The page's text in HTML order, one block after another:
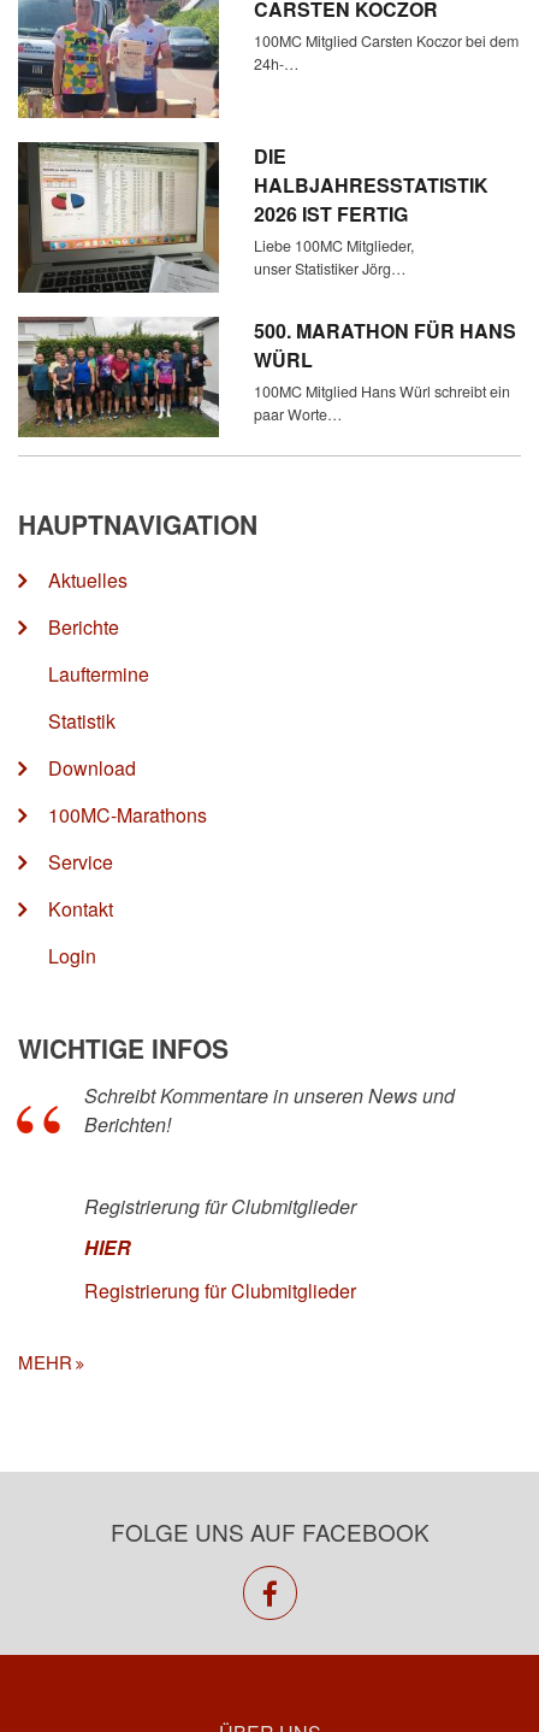
CARSTEN KOCZOR
100MC Mitglied Carsten Koczor bei dem
24h-…
DIE
HALBJAHRESSTATISTIK
2026 IST FERTIG
Liebe 100MC Mitglieder,
unser Statistiker Jörg…
500. MARATHON FÜR HANS
WÜRL
100MC Mitglied Hans Würl schreibt ein
paar Worte…
HAUPTNAVIGATION
Aktuelles
Berichte
Lauftermine
Statistik
Download
100MC-Marathons
Service
Kontakt
Login
WICHTIGE INFOS
Schreibt Kommentare in unseren News und
Berichten!
Registrierung für Clubmitglieder
HIER
Registrierung für Clubmitglieder
MEHR
FOLGE UNS AUF FACEBOOK
facebook